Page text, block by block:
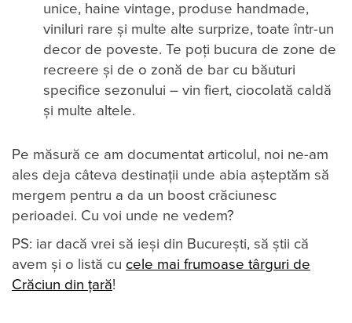
unice, haine vintage, produse handmade,
viniluri rare și multe alte surprize, toate într-un
decor de poveste. Te poți bucura de zone de
recreere și de o zonă de bar cu băuturi
specifice sezonului – vin fiert, ciocolată caldă
și multe altele.
Pe măsură ce am documentat articolul, noi ne-am
ales deja câteva destinaţii unde abia aşteptăm să
mergem pentru a da un boost crăciunesc
perioadei. Cu voi unde ne vedem?
PS: iar dacă vrei să ieși din București, să știi că
avem și o listă cu cele mai frumoase târguri de
Crăciun din țară!